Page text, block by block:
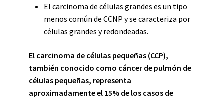
El carcinoma de células grandes es un tipo
menos común de CCNP y se caracteriza por
células grandes y redondeadas.
El carcinoma de células pequeñas (CCP),
también conocido como cáncer de pulmón de
células pequeñas, representa
aproximadamente el 15% de los casos de